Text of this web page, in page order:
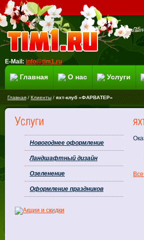
E-Mail: info@tim1.ru
Главная О нас Услуги
Главная/Клиенты/яхт-клуб «ФАРВАТЕР»
Новогоднее оформление
Ландшафтный дизайн
Озеленение
Оформление праздников